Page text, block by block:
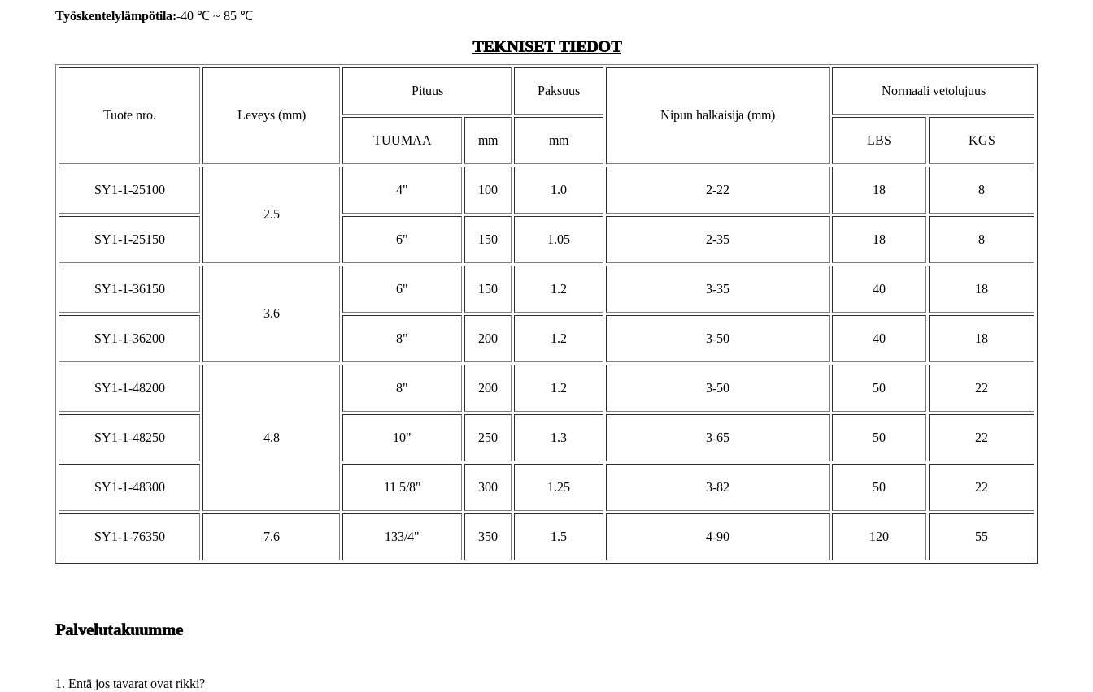
Työskentelylämpötila:-40 ℃ ~ 85 ℃
TEKNISET TIEDOT
Tuote nro. Leveys (mm)
Pituus
Paksuus
Nipun halkaisija (mm)
Normaali vetolujuus
TUUMAA mm mm LBS KGS
SY1-1-25100
2.5
4" 100 1.0 2-22 18 8
SY1-1-25150 6" 150 1.05 2-35 18 8
SY1-1-36150
3.6
6" 150 1.2 3-35 40 18
SY1-1-36200 8" 200 1.2 3-50 40 18
SY1-1-48200
4.8
8" 200 1.2 3-50 50 22
SY1-1-48250 10" 250 1.3 3-65 50 22
SY1-1-48300 11 5/8" 300 1.25 3-82 50 22
SY1-1-76350 7.6 133/4" 350 1.5 4-90 120 55
Palvelutakuumme
1. Entä jos tavarat ovat rikki?